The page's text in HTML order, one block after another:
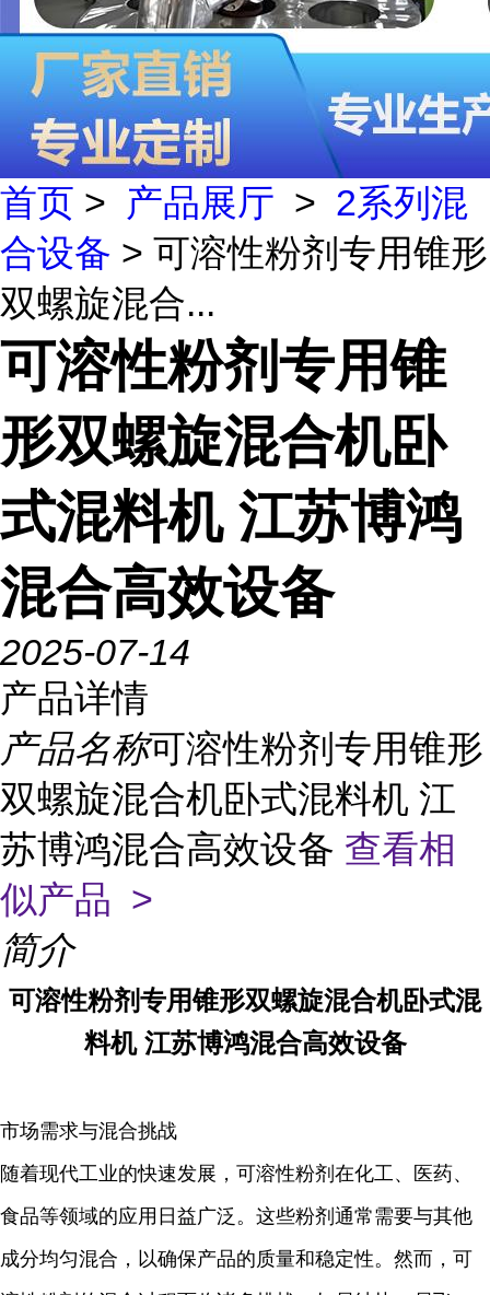
首页 > 产品展厅 > 2系列混
合设备 > 可溶性粉剂专用锥形
双螺旋混合...
可溶性粉剂专用锥
形双螺旋混合机卧
式混料机 江苏博鸿
混合高效设备
2025-07-14
产品详情
产品名称可溶性粉剂专用锥形
双螺旋混合机卧式混料机 江
苏博鸿混合高效设备 查看相
似产品 >
简介
可溶性粉剂专用锥形双螺旋混合机卧式混
料机 江苏博鸿混合高效设备
市场需求与混合挑战
随着现代工业的快速发展，可溶性粉剂在化工、医药、
食品等领域的应用日益广泛。这些粉剂通常需要与其他
成分均匀混合，以确保产品的质量和稳定性。然而，可